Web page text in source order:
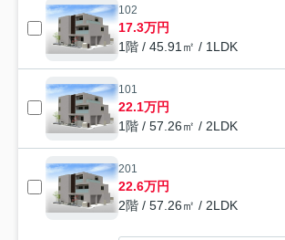
102
17.3万円
1階 / 45.91㎡ / 1LDK
101
22.1万円
1階 / 57.26㎡ / 2LDK
201
22.6万円
2階 / 57.26㎡ / 2LDK